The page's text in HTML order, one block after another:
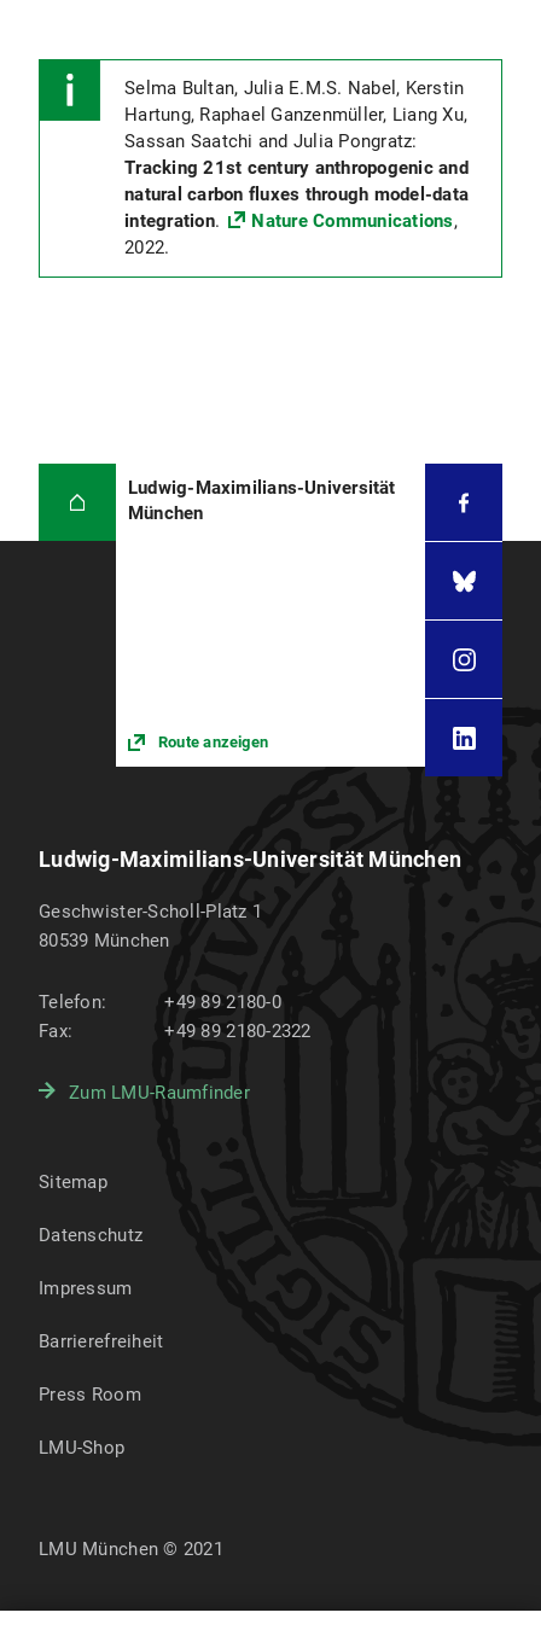
Selma Bultan, Julia E.M.S. Nabel, Kerstin
Hartung, Raphael Ganzenmüller, Liang Xu,
Sassan Saatchi and Julia Pongratz:
Tracking 21st century anthropogenic and
natural carbon fluxes through model-data
integration. Nature Communications,
2022.
Ludwig-Maximilians-Universität
München
Route anzeigen
Ludwig-Maximilians-Universität München
Geschwister-Scholl-Platz 1
80539 München
Telefon:
+49 89 2180-0
Fax:
+49 89 2180-2322
Zum LMU-Raumfinder
Sitemap
Datenschutz
Impressum
Barrierefreiheit
Press Room
LMU-Shop
LMU München © 2021